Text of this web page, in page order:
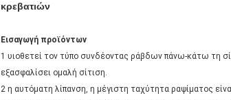
κρεβατιών
Εισαγωγή προϊόντων
1 υιοθετεί τον τύπο συνδέοντας ράβδων πάνω-κάτω τη
εξασφαλίσει ομαλή σίτιση.
2 η αυτόματη λίπανση, η μέγιστη ταχύτητα ραψίματος